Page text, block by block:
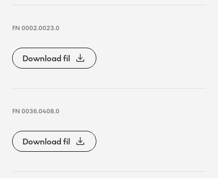
FN 0002.0023.0
Download fil
FN 0036.0408.0
Download fil